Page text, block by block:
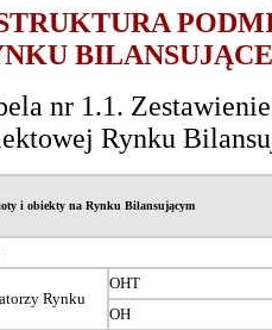
nr 1.1.
Rynku
i obiekty na Rynku Bilansującym
Rynku
OHT
OH